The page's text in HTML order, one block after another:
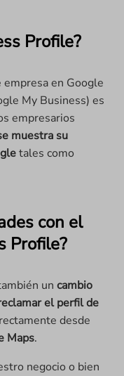
Profile?
en Google
My Business) es
empresarios
muestra su
tales como
con el
Profile?
un cambio
el perfil de
desde
Maps.
negocio o bien